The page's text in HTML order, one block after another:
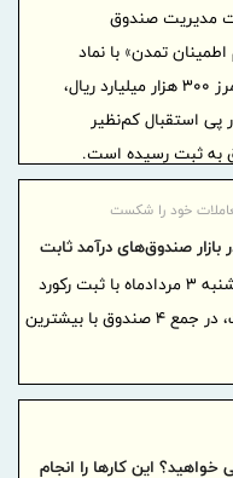
مدیریت صندوق
تمدن» با نماد
معاملاتی «تداوم» در چهارم مرداد ۱۴۰۵ از مرز ۳۰۰ هزار میلیارد ریال،
در پی استقبال کم‌نظیر
به ثبت رسیده است.
خود را شکست
بازار صندوق‌های درآمد ثابت
صندوق «تداوم» روز شنبه ۳ مردادماه با ثبت رکورد
تاریخی ۲,۳۶۹ میلیارد تومان ارزش معاملات، در جمع ۴ صندوق با بیشترین
این کارها را انجام